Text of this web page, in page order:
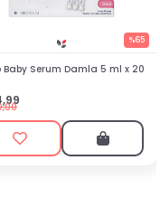
%65
Baby Serum Damla 5 ml x 20